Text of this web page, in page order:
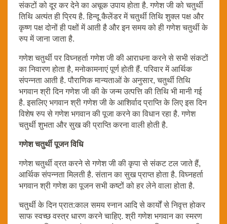
संकटों को दूर कर देने का अचूक उपाय होता है. गणेश जी को चतुर्थी
तिथि अत्यंत ही प्रिय है. हिन्दू कैलेंडर में चतुर्थी तिथि शुक्ल पक्ष और
कृष्ण पक्ष दोनों ही पक्षों में आती है और इन समय को ही गणेश चतुर्थी के
रुप में जाना जाता है.
गणेश चतुर्थी पर विघ्नहर्ता गणेश जी की आराधना करने से सभी संकटों
का निवारण होता है, मनोकामनाएं पूर्ण होती हैं. परिवार में आर्थिक
संपन्नता आती है. पौराणिक मान्यताओं के अनुसार, चतुर्थी तिथि
भगवान श्री दिन गणेश जी की के जन्म उत्पत्ति की तिथि भी मानी गई
है. इसलिए भगवान श्री गणेश जी के आशिर्वाद प्राप्ति के लिए इस दिन
विशेष रुप से गणेश भगवान की पूजा करने का विधान रहा है. गणेश
चतुर्थी शुभता और सुख की प्राप्ति करना वाली होती है.
गणेश चतुर्थी पूजन विधि
गणेश चतुर्थी व्रत करने से गणेश जी की कृपा से संकट टल जाते हैं,
आर्थिक संपन्नता मिलती ​है. संतान का सुख प्राप्त होता है. विघ्नहर्ता
भगवान श्री गणेश का पूजन सभी कष्टों को हर लेने वाला होता है.
चतुर्थी के दिन प्रात:काल समय स्नान आदि से कार्यों से निवृत्त होकर
साफ स्वच्छ वस्त्र धारण करने चाहिए. श्री गणेश भगवान का स्मरण